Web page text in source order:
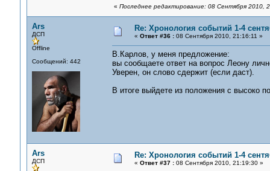
« Последнее редактирование: 08 Сентября 2010,
Ars
ДСП
Offline
Сообщений: 442
Re: Хронология событий 1-4
« Ответ #36 :08 Сентября 2010, 21:16:11 »
В.Карлов, у меня предложение:
вы сообщаете ответ на вопрос Леону
Уверен, он слово сдержит (если даст).
В итоге выйдете из положения с высоко
Ars
ДСП
Re: Хронология событий 1-4
« Ответ #37 :08 Сентября 2010, 21:19:30 »